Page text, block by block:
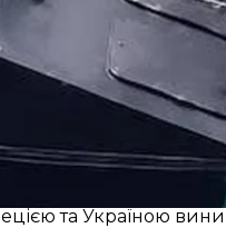
та Україною